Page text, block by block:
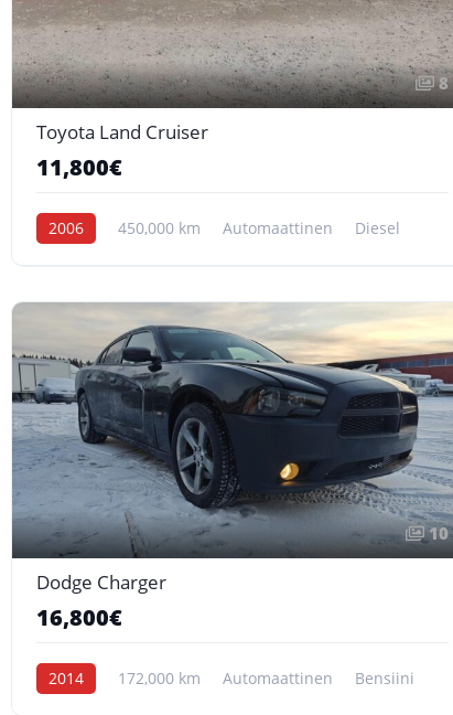
8
Toyota Land Cruiser
11,800€
2006 450,000 km Automaattinen Diesel
10
Dodge Charger
16,800€
2014 172,000 km Automaattinen Bensiini